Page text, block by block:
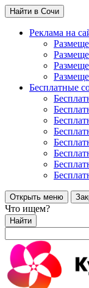
Найти в Сочи
Реклама на
Бесплатные
Открыть меню
Что ищем?
Найти